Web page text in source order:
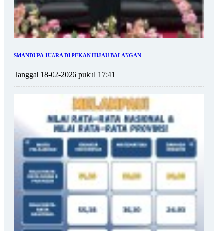
SMANDUPA JUARA DI PEKAN HIJAU BALANGAN
Tanggal 18-02-2026 pukul 17:41